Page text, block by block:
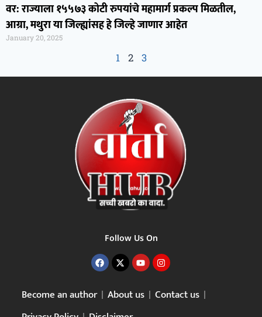
वर: राज्याला १५५७३ कोटी रुपयांचे महामार्ग प्रकल्प मिळतील,
आग्रा, मथुरा या जिल्ह्यांसह हे जिल्हे जाणार आहेत
January 20, 2025
1 2 3
Follow Us On
Become an author About us
Contact us